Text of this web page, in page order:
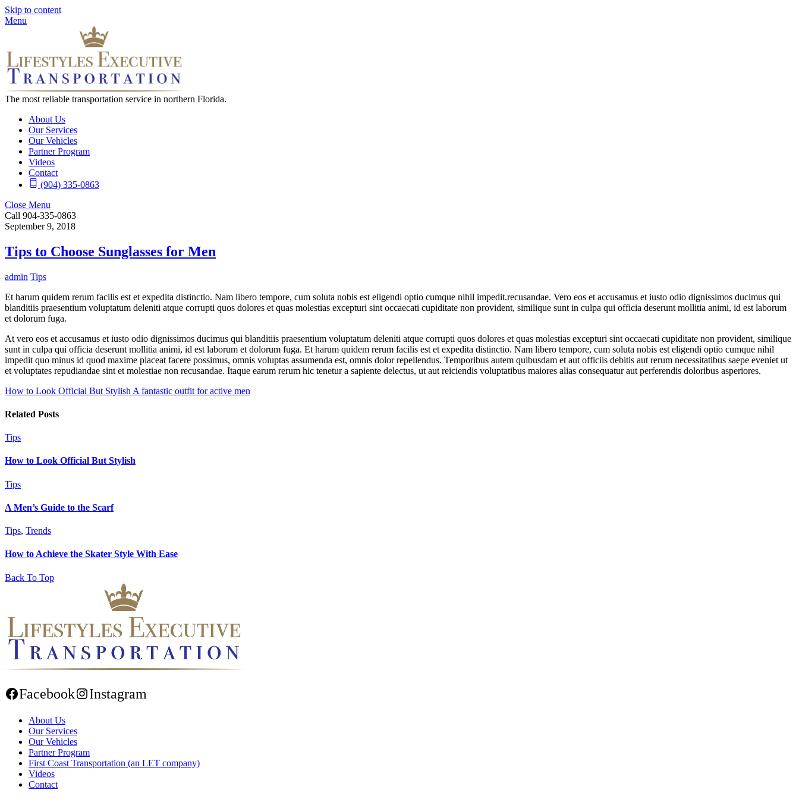
Skip to content
Menu
The most reliable transportation service in northern Florida.
About Us
Our Services
Our Vehicles
Partner Program
Videos
Contact
(904) 335-0863
Close Menu
Call 904-335-0863
September 9, 2018
Tips to Choose Sunglasses for Men
admin Tips
Et harum quidem rerum facilis est et expedita distinctio. Nam libero tempore, cum soluta nobis est eligendi optio cumque nihil impedit.recusandae. Vero eos et accusamus et iusto odio dignissimos ducimus qui
blanditiis praesentium voluptatum deleniti atque corrupti quos dolores et quas molestias excepturi sint occaecati cupiditate non provident, similique sunt in culpa qui officia deserunt mollitia animi, id est laborum
et dolorum fuga.
At vero eos et accusamus et iusto odio dignissimos ducimus qui blanditiis praesentium voluptatum deleniti atque corrupti quos dolores et quas molestias excepturi sint occaecati cupiditate non provident, similique
sunt in culpa qui officia deserunt mollitia animi, id est laborum et dolorum fuga. Et harum quidem rerum facilis est et expedita distinctio. Nam libero tempore, cum soluta nobis est eligendi optio cumque nihil
impedit quo minus id quod maxime placeat facere possimus, omnis voluptas assumenda est, omnis dolor repellendus. Temporibus autem quibusdam et aut officiis debitis aut rerum necessitatibus saepe eveniet ut
et voluptates repudiandae sint et molestiae non recusandae. Itaque earum rerum hic tenetur a sapiente delectus, ut aut reiciendis voluptatibus maiores alias consequatur aut perferendis doloribus asperiores.
How to Look Official But Stylish A fantastic outfit for active men
Related Posts
Tips
How to Look Official But Stylish
Tips
A Men’s Guide to the Scarf
Tips, Trends
How to Achieve the Skater Style With Ease
Back To Top
Facebook Instagram
About Us
Our Services
Our Vehicles
Partner Program
First Coast Transportation (an LET company)
Videos
Contact